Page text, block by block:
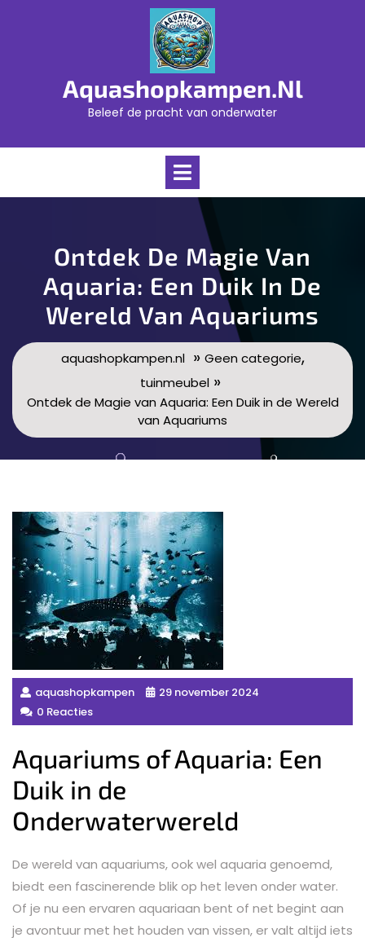
Aquashopkampen.nl
Beleef de pracht van onderwater
Open
Ontdek De Magie Van
Aquaria: Een Duik In De
Wereld Van Aquariums
aquashopkampen.nl» Geen categorie,
tuinmeubel »
Ontdek de Magie van Aquaria: Een Duik in de Wereld
van Aquariums
aquashopkampen
29 november 2024
0 Reacties
Aquariums of Aquaria: Een
Duik in de
Onderwaterwereld
De wereld van aquariums, ook wel aquaria genoemd,
biedt een fascinerende blik op het leven onder water.
Of je nu een ervaren aquariaan bent of net begint aan
je avontuur met het houden van vissen, er valt altijd iets